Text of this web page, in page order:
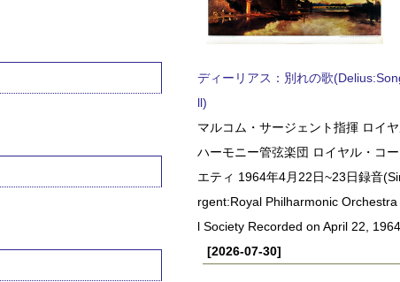
ディーリアス：別れの歌
ll)
マルコム・サージェント指揮 ロイ
ハーモニー管弦楽団 ロイヤル・コ
エティ 1964年4月22日~23日録音
rgent:Royal Philharmonic
l Society Recorded on April 22,
[2026-07-30]